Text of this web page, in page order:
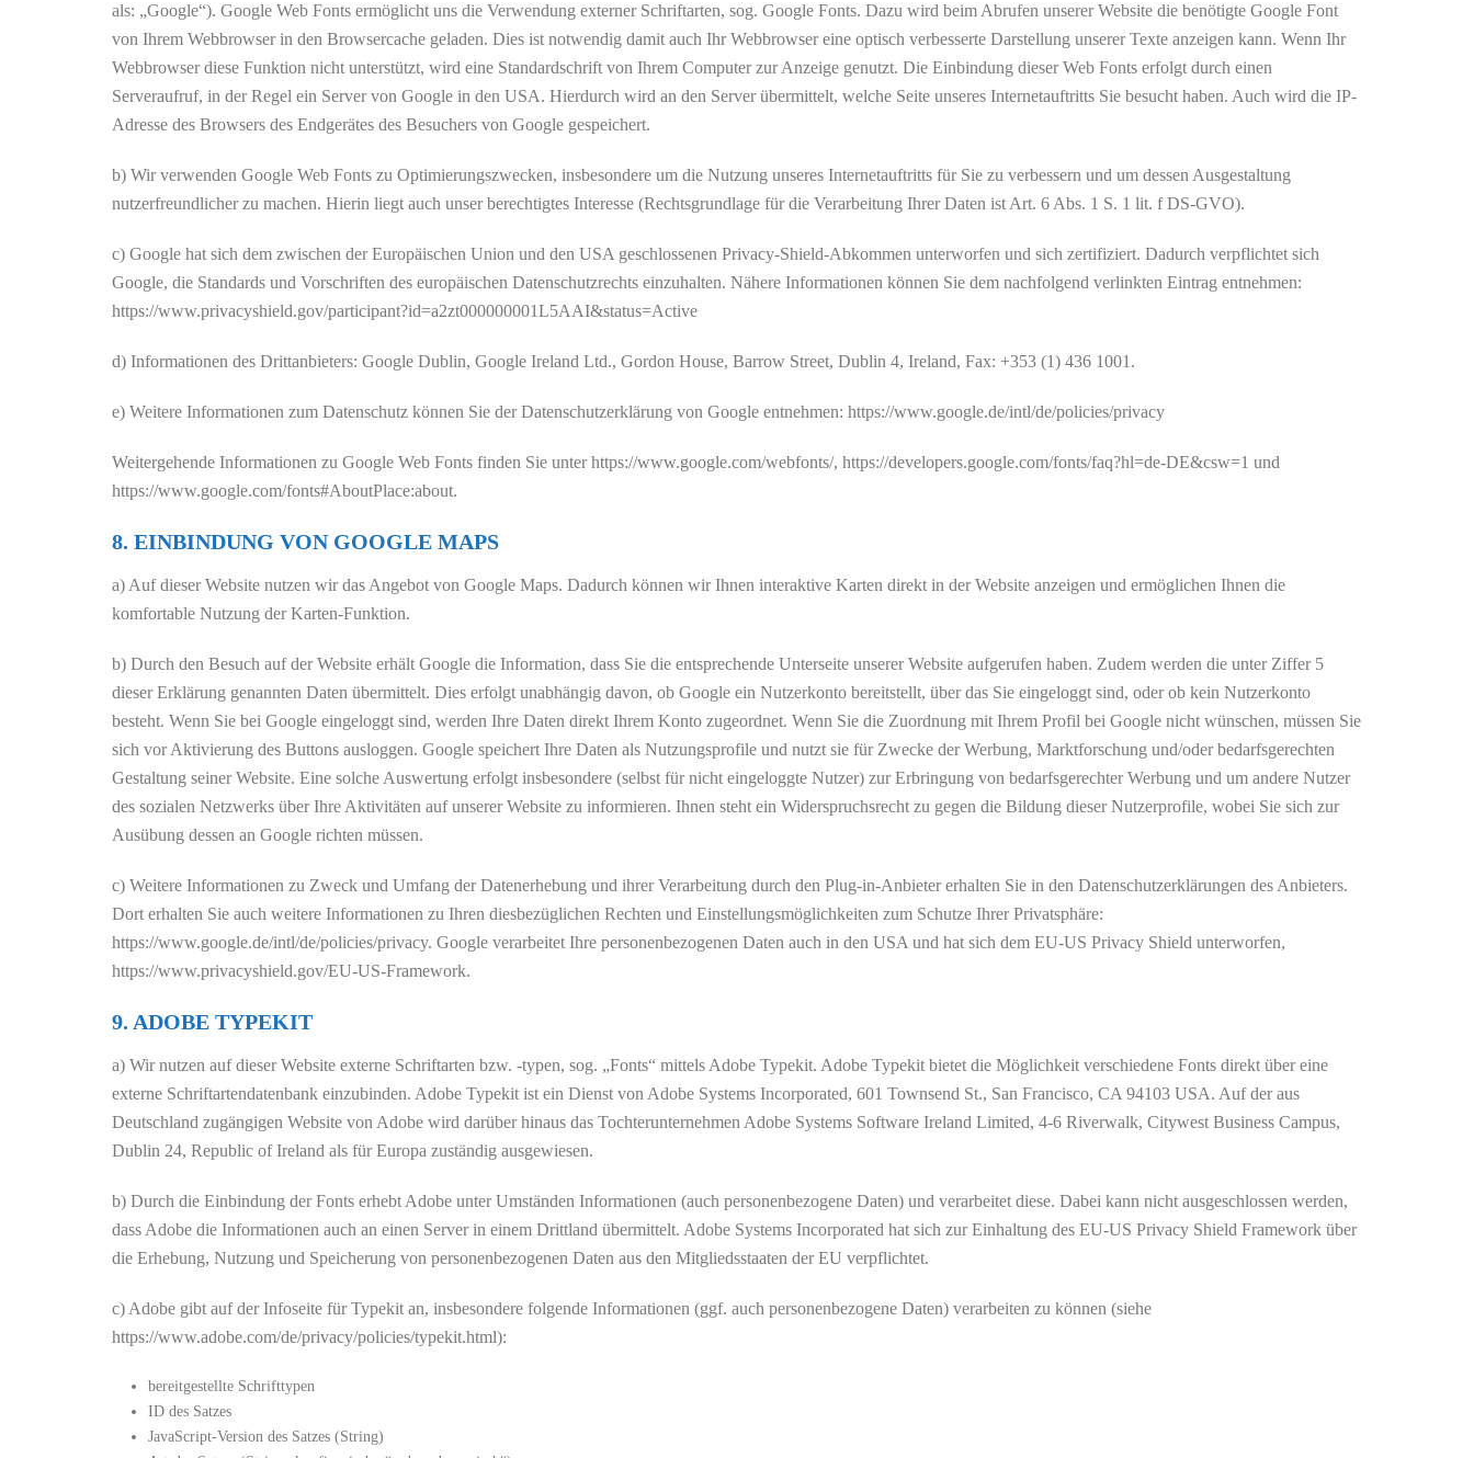
als: „Google“). Google Web Fonts ermöglicht uns die Verwendung externer Schriftarten, sog. Google Fonts. Dazu wird beim Abrufen unserer Website die benötigte Google Font
von Ihrem Webbrowser in den Browsercache geladen. Dies ist notwendig damit auch Ihr Webbrowser eine optisch verbesserte Darstellung unserer Texte anzeigen kann. Wenn Ihr
Webbrowser diese Funktion nicht unterstützt, wird eine Standardschrift von Ihrem Computer zur Anzeige genutzt. Die Einbindung dieser Web Fonts erfolgt durch einen
Serveraufruf, in der Regel ein Server von Google in den USA. Hierdurch wird an den Server übermittelt, welche Seite unseres Internetauftritts Sie besucht haben. Auch wird die IP-
Adresse des Browsers des Endgerätes des Besuchers von Google gespeichert.
b) Wir verwenden Google Web Fonts zu Optimierungszwecken, insbesondere um die Nutzung unseres Internetauftritts für Sie zu verbessern und um dessen Ausgestaltung
nutzerfreundlicher zu machen. Hierin liegt auch unser berechtigtes Interesse (Rechtsgrundlage für die Verarbeitung Ihrer Daten ist Art. 6 Abs. 1 S. 1 lit. f DS-GVO).
c) Google hat sich dem zwischen der Europäischen Union und den USA geschlossenen Privacy-Shield-Abkommen unterworfen und sich zertifiziert. Dadurch verpflichtet sich
Google, die Standards und Vorschriften des europäischen Datenschutzrechts einzuhalten. Nähere Informationen können Sie dem nachfolgend verlinkten Eintrag entnehmen:
https://www.privacyshield.gov/participant?id=a2zt000000001L5AAI&status=Active
d) Informationen des Drittanbieters: Google Dublin, Google Ireland Ltd., Gordon House, Barrow Street, Dublin 4, Ireland, Fax: +353 (1) 436 1001.
e) Weitere Informationen zum Datenschutz können Sie der Datenschutzerklärung von Google entnehmen: https://www.google.de/intl/de/policies/privacy
Weitergehende Informationen zu Google Web Fonts finden Sie unter https://www.google.com/webfonts/, https://developers.google.com/fonts/faq?hl=de-DE&csw=1 und
https://www.google.com/fonts#AboutPlace:about.
8. EINBINDUNG VON GOOGLE MAPS
a) Auf dieser Website nutzen wir das Angebot von Google Maps. Dadurch können wir Ihnen interaktive Karten direkt in der Website anzeigen und ermöglichen Ihnen die
komfortable Nutzung der Karten-Funktion.
b) Durch den Besuch auf der Website erhält Google die Information, dass Sie die entsprechende Unterseite unserer Website aufgerufen haben. Zudem werden die unter Ziffer 5
dieser Erklärung genannten Daten übermittelt. Dies erfolgt unabhängig davon, ob Google ein Nutzerkonto bereitstellt, über das Sie eingeloggt sind, oder ob kein Nutzerkonto
besteht. Wenn Sie bei Google eingeloggt sind, werden Ihre Daten direkt Ihrem Konto zugeordnet. Wenn Sie die Zuordnung mit Ihrem Profil bei Google nicht wünschen, müssen Sie
sich vor Aktivierung des Buttons ausloggen. Google speichert Ihre Daten als Nutzungsprofile und nutzt sie für Zwecke der Werbung, Marktforschung und/oder bedarfsgerechten
Gestaltung seiner Website. Eine solche Auswertung erfolgt insbesondere (selbst für nicht eingeloggte Nutzer) zur Erbringung von bedarfsgerechter Werbung und um andere Nutzer
des sozialen Netzwerks über Ihre Aktivitäten auf unserer Website zu informieren. Ihnen steht ein Widerspruchsrecht zu gegen die Bildung dieser Nutzerprofile, wobei Sie sich zur
Ausübung dessen an Google richten müssen.
c) Weitere Informationen zu Zweck und Umfang der Datenerhebung und ihrer Verarbeitung durch den Plug-in-Anbieter erhalten Sie in den Datenschutzerklärungen des Anbieters.
Dort erhalten Sie auch weitere Informationen zu Ihren diesbezüglichen Rechten und Einstellungsmöglichkeiten zum Schutze Ihrer Privatsphäre:
https://www.google.de/intl/de/policies/privacy. Google verarbeitet Ihre personenbezogenen Daten auch in den USA und hat sich dem EU-US Privacy Shield unterworfen,
https://www.privacyshield.gov/EU-US-Framework.
9. ADOBE TYPEKIT
a) Wir nutzen auf dieser Website externe Schriftarten bzw. -typen, sog. „Fonts“ mittels Adobe Typekit. Adobe Typekit bietet die Möglichkeit verschiedene Fonts direkt über eine
externe Schriftartendatenbank einzubinden. Adobe Typekit ist ein Dienst von Adobe Systems Incorporated, 601 Townsend St., San Francisco, CA 94103 USA. Auf der aus
Deutschland zugängigen Website von Adobe wird darüber hinaus das Tochterunternehmen Adobe Systems Software Ireland Limited, 4-6 Riverwalk, Citywest Business Campus,
Dublin 24, Republic of Ireland als für Europa zuständig ausgewiesen.
b) Durch die Einbindung der Fonts erhebt Adobe unter Umständen Informationen (auch personenbezogene Daten) und verarbeitet diese. Dabei kann nicht ausgeschlossen werden,
dass Adobe die Informationen auch an einen Server in einem Drittland übermittelt. Adobe Systems Incorporated hat sich zur Einhaltung des EU-US Privacy Shield Framework über
die Erhebung, Nutzung und Speicherung von personenbezogenen Daten aus den Mitgliedsstaaten der EU verpflichtet.
c) Adobe gibt auf der Infoseite für Typekit an, insbesondere folgende Informationen (ggf. auch personenbezogene Daten) verarbeiten zu können (siehe
https://www.adobe.com/de/privacy/policies/typekit.html):
bereitgestellte Schrifttypen
ID des Satzes
JavaScript-Version des Satzes (String)